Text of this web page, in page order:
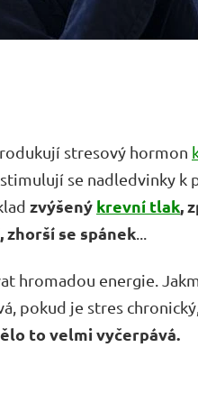
stresový hormon
se nadledvinky k
zvýšený krevní tlak,
zhorší se spánek
hromadou energie.
pokud je stres
to velmi vyčerpává.